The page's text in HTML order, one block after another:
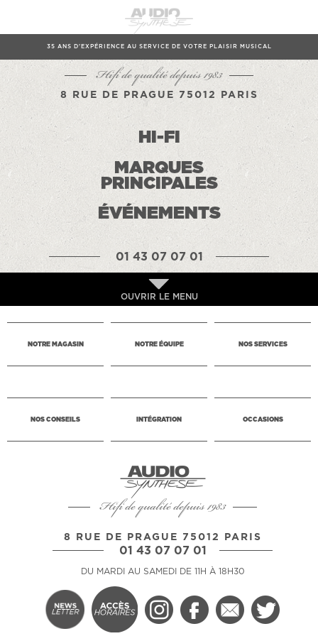
35 ANS D'EXPÉRIENCE AU SERVICE DE VOTRE PLAISIR MUSICAL
Hifi de qualité depuis 1983
8 RUE DE PRAGUE 75012 PARIS
HI-FI
MARQUES
PRINCIPALES
ÉVÉNEMENTS
01 43 07 07 01
OUVRIR LE MENU
NOTRE MAGASIN NOTRE ÉQUIPE NOS SERVICES
NOS CONSEILS INTÉGRATION OCCASIONS
Hifi de qualité depuis 1983
8 RUE DE PRAGUE 75012 PARIS
01 43 07 07 01
DU MARDI AU SAMEDI DE 11H À 18H30